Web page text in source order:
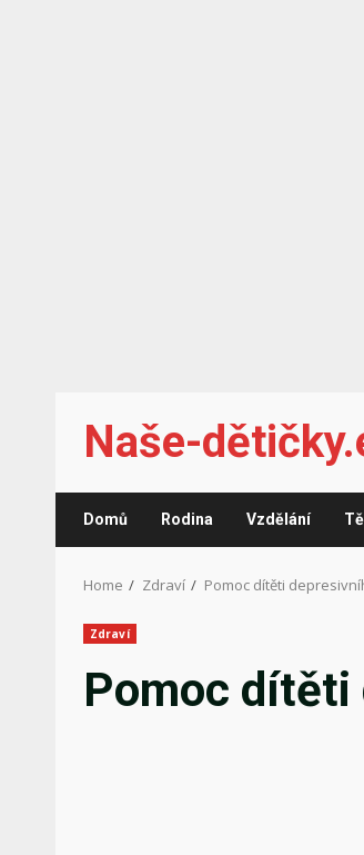
content
Naše-
Domů Rodina Vzdělání
Home Zdraví Pomoc dítěti
Zdraví
Pomoc dítěti